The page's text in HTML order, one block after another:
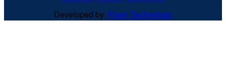
Developed by: Flash Technology